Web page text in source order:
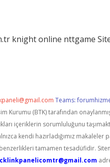
knight online nttgame
Teams:
Kurumu (BTK) tarafından
içeriklerin sorumluluğunu
kendi hazırladığımız
tamamen tesadüfidir.